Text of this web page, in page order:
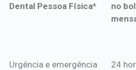
Dental Pessoa Física*
no
*Procedimentos Amil
Urgência e emergência 24